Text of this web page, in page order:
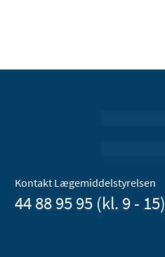
Kontakt Lægemiddelstyrelsen
44 88 95 95 (kl. 9 - 15)